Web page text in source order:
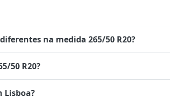
na medida 265/50 R20?
50 R20?
Lisboa?